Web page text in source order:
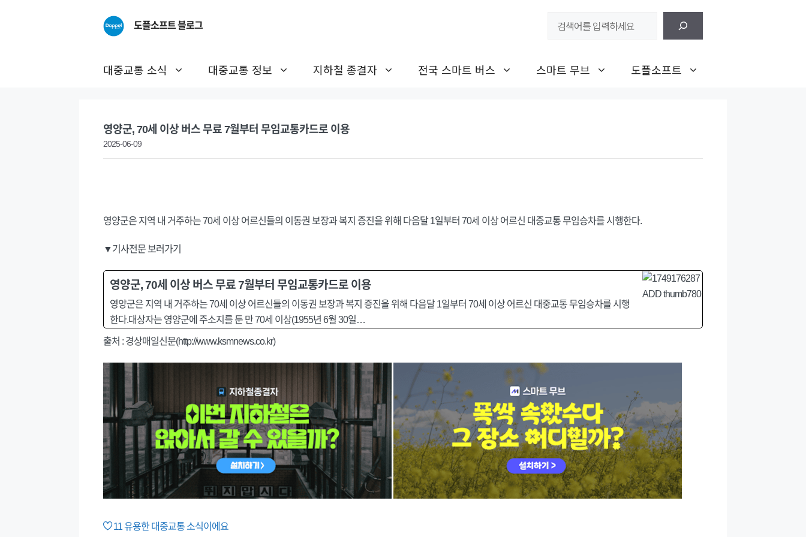
도플소프트 블로그
대중교통 소식 대중교통 정보 지하철 종결자 전국 스마트 버스 스마트 무브 도플소프트
영양군, 70세 이상 버스 무료 7월부터 무임교통카드로 이용
2025-06-09
영양군은 지역 내 거주하는 70세 이상 어르신들의 이동권 보장과 복지 증진을 위해 다음달 1일부터 70세 이상 어르신 대중교통 무임승차를 시행한다.
▼기사전문 보러가기
영양군, 70세 이상 버스 무료 7월부터 무임교통카드로 이용
영양군은 지역 내 거주하는 70세 이상 어르신들의 이동권 보장과 복지 증진을 위해 다음달 1일부터 70세 이상 어르신 대중교통 무임승차를 시행
한다.대상자는 영양군에 주소지를 둔 만 70세 이상(1955년 6월 30일…
출처 : 경상매일신문(http://www.ksmnews.co.kr)
11유용한 대중교통 소식이에요